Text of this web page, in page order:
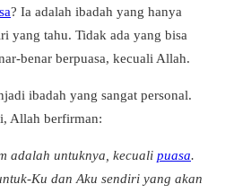
? Ia adalah ibadah yang hanya
yang tahu. Tidak ada yang bisa
benar berpuasa, kecuali Allah.
ibadah yang sangat personal.
Allah berfirman:
adalah untuknya, kecuali puasa.
Ku dan Aku sendiri yang akan